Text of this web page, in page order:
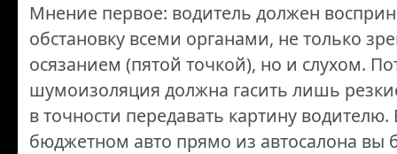
Мнение первое: водитель должен
обстановку всеми органами, не только
осязанием (пятой точкой), но и слухом.
шумоизоляция должна гасить лишь
в точности передавать картину
бюджетном авто прямо из автосалона вы